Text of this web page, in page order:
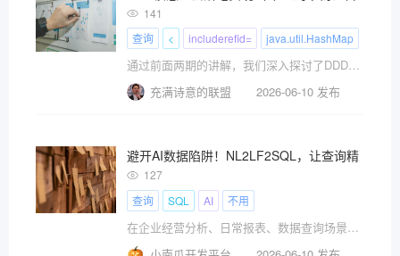
141
查询
< includerefid= java.util.HashMap
通过前面两期的讲解，我们深入探讨了DDD中继承关系如何落地软件开发。但对于有继承关系的领域对象来说，其设计远比我们想象的要复杂，今天我们就接着这个的话题继续探讨吧！
充满诗意的联盟
2026-06-10 发布
避开AI数据陷阱！NL2LF2SQL，让查询精准可控​
127
查询
SQL AI 不用
在企业经营分析、日常报表、数据查询场景里，大家一直有个朴素的愿望：用大白话提问，AI就能自动写出查询语句，从数据库里拿出准确结果。比如问一句“过去7天各区域销售额和同比增速”，AI立刻给出答案